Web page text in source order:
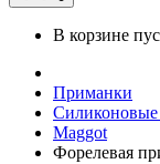
В корзине
Приманки
Maggot
Форелевая